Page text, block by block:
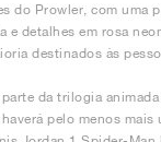
do Prowler, com uma
e detalhes em rosa
destinados às
da trilogia
pelo menos